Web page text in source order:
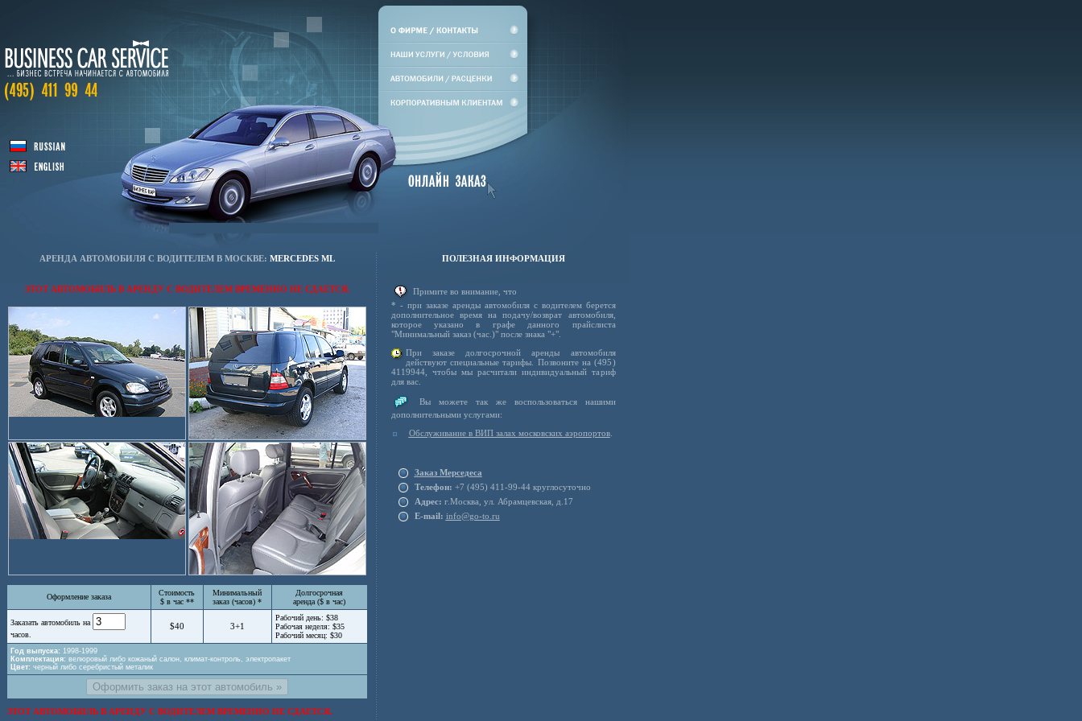
АРЕНДА АВТОМОБИЛЯ С ВОДИТЕЛЕМ В МОСКВЕ: MERCEDES ML ПОЛЕЗНАЯ ИНФОРМАЦИЯ
ЭТОТ АВТОМОБИЛЬ В АРЕНДУ С ВОДИТЕЛЕМ ВРЕМЕННО НЕ СДАЕТСЯ.
Оформление заказа
Стоимость
$ в час **
Минимальный
заказ (часов) *
Долгосрочная
аренда ($ в час)
Заказать автомобиль на
часов.
$40 3+1
Рабочий день: $38
Рабочая неделя: $35
Рабочий месяц: $30
Год выпуска: 1998-1999
Комплектация: велюровый либо кожаный салон, климат-контроль, электропакет
Цвет: черный либо серебристый металик
ЭТОТ АВТОМОБИЛЬ В АРЕНДУ С ВОДИТЕЛЕМ ВРЕМЕННО НЕ СДАЕТСЯ.
Примите во внимание, что
* - при заказе аренды автомобиля с водителем берется
дополнительное время на подачу/возврат автомобиля,
которое указано в графе данного прайслиста
"Минимальный заказ (час.)" после знака "+".
При заказе долгосрочной аренды автомобиля
действуют специальные тарифы. Позвоните на (495)
4119944, чтобы мы расчитали индивидуальный тариф
для вас.
Вы можете так же воспользоваться нашими
дополнительными услугами:
Обслуживание в ВИП залах московских аэропортов.
Заказ Мерседеса
Телефон: +7 (495) 411-99-44 круглосуточно
Адрес: г.Москва, ул. Абрамцевская, д.17
E-mail: info@go-to.ru